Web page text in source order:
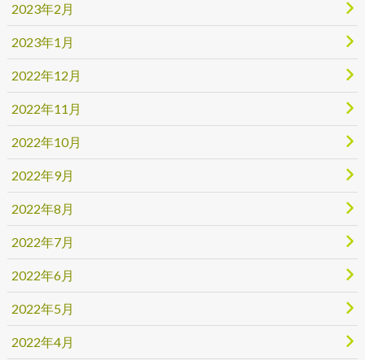
2023年2月
2023年1月
2022年12月
2022年11月
2022年10月
2022年9月
2022年8月
2022年7月
2022年6月
2022年5月
2022年4月